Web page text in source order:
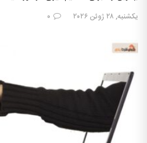
یکشنبه, ۲۸ ژوئن ۲۰۲۶ ۰